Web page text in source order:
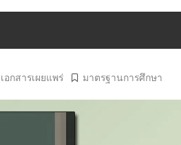
เอกสารเผยแพร่ มาตรฐานการศึกษา